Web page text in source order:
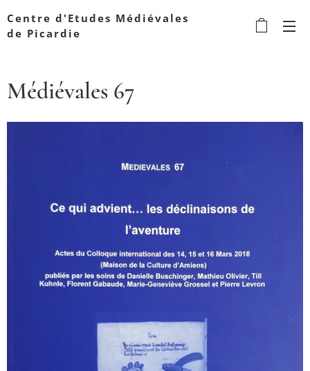
Centre d'Etudes Médiévales
de Picardie
Médiévales 67